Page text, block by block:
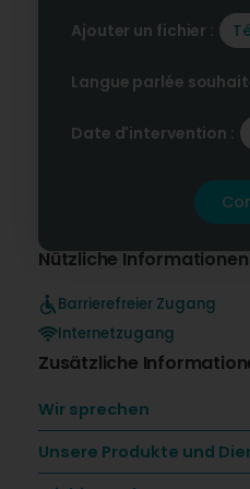
Ajouter un fichier :
Langue parlée
Date d'intervention :
Nützliche Informationen
Barrierefreier Zugang
Internetzugang
Zusätzliche
Wir sprechen
Unsere Produkte und